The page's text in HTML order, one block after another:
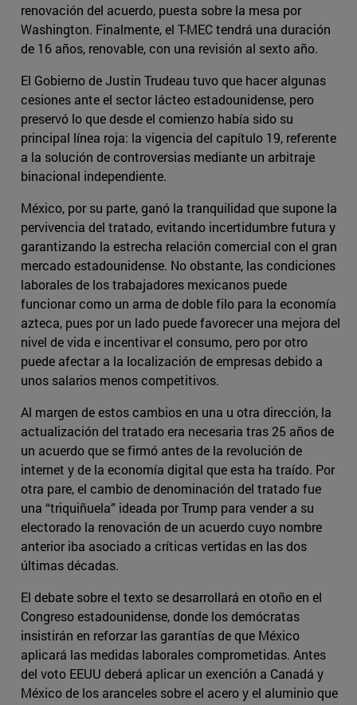
renovación del acuerdo, puesta sobre la mesa por
Washington. Finalmente, el T-MEC tendrá una duración
de 16 años, renovable, con una revisión al sexto año.
El Gobierno de Justin Trudeau tuvo que hacer algunas
cesiones ante el sector lácteo estadounidense, pero
preservó lo que desde el comienzo había sido su
principal línea roja: la vigencia del capítulo 19, referente
a la solución de controversias mediante un arbitraje
binacional independiente.
México, por su parte, ganó la tranquilidad que supone la
pervivencia del tratado, evitando incertidumbre futura y
garantizando la estrecha relación comercial con el gran
mercado estadounidense. No obstante, las condiciones
laborales de los trabajadores mexicanos puede
funcionar como un arma de doble filo para la economía
azteca, pues por un lado puede favorecer una mejora del
nivel de vida e incentivar el consumo, pero por otro
puede afectar a la localización de empresas debido a
unos salarios menos competitivos.
Al margen de estos cambios en una u otra dirección, la
actualización del tratado era necesaria tras 25 años de
un acuerdo que se firmó antes de la revolución de
internet y de la economía digital que esta ha traído. Por
otra pare, el cambio de denominación del tratado fue
una “triquiñuela” ideada por Trump para vender a su
electorado la renovación de un acuerdo cuyo nombre
anterior iba asociado a críticas vertidas en las dos
últimas décadas.
El debate sobre el texto se desarrollará en otoño en el
Congreso estadounidense, donde los demócratas
insistirán en reforzar las garantías de que México
aplicará las medidas laborales comprometidas. Antes
del voto EEUU deberá aplicar un exención a Canadá y
México de los aranceles sobre el acero y el aluminio que